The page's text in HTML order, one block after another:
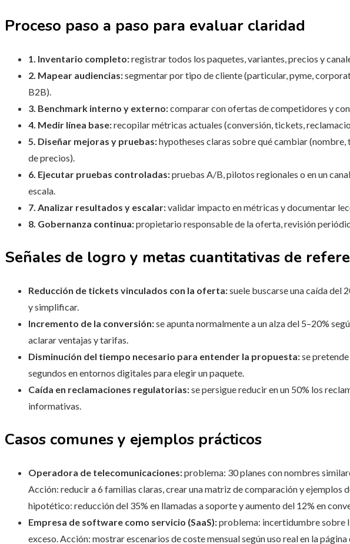
Proceso paso a paso para evaluar claridad
1. Inventario completo:registrar todos los paquetes, variantes, precios y
2. Mapear audiencias:segmentar por tipo de cliente (particular, pyme,
B2B).
3. Benchmark interno y externo:comparar con ofertas de competidores y
4. Medir línea base:recopilar métricas actuales (conversión, tickets,
5. Diseñar mejoras y pruebas:hypotheses claras sobre qué cambiar
de precios).
6. Ejecutar pruebas controladas:pruebas A/B, pilotos regionales o en un
escala.
7. Analizar resultados y escalar:validar impacto en métricas y documentar
8. Gobernanza continua:propietario responsable de la oferta, revisión
Señales de logro y metas cuantitativas de
Reducción de tickets vinculados con la oferta:suele buscarse una caída del
y simplificar.
Incremento de la conversión:se apunta normalmente a un alza del 5–20%
aclarar ventajas y tarifas.
Disminución del tiempo necesario para entender la propuesta:se
segundos en entornos digitales para elegir un paquete.
Caída en reclamaciones regulatorias:se persigue reducir en un 50% los
informativas.
Casos comunes y ejemplos prácticos
Operadora de telecomunicaciones:problema: 30 planes con nombres
Acción: reducir a 6 familias claras, crear una matriz de comparación y ejemplos
hipotético: reducción del 35% en llamadas a soporte y aumento del 12% en
Empresa de software como servicio (SaaS):problema: incertidumbre sobre
exceso. Acción: mostrar escenarios de coste mensual según uso real en la